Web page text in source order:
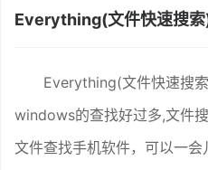
Everything(文件快速搜索
Everything(文件快速搜
windows的查找好过多,文件
文件查找手机软件，可以一